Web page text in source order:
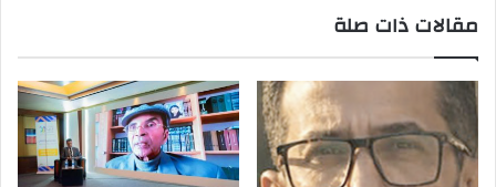
مقالات ذات صلة